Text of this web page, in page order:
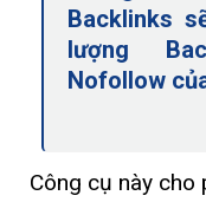
Backlinks
lượng
Nofollow
Công cụ này cho